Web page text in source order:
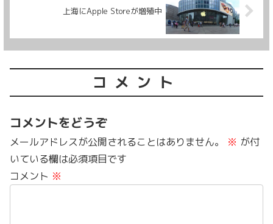
上海にApple Storeが増殖中
コメント
コメントをどうぞ
メールアドレスが公開されることはありません。 ※ が付
いている欄は必須項目です
コメント ※